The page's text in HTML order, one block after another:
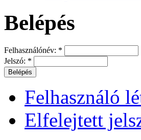
Belépés
Felhasználónév: *
Jelszó: *
Felhasználó
Elfelejtett